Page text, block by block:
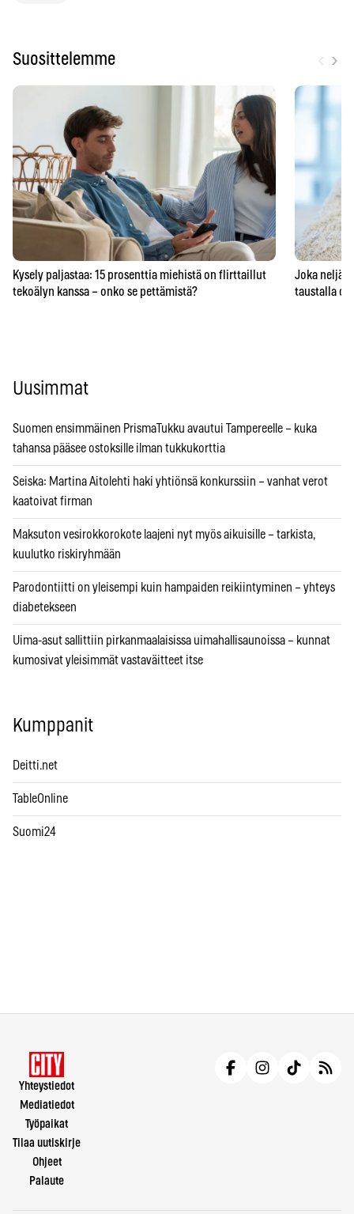
Suosittelemme ›
Kysely paljastaa: 15 prosenttia miehistä on flirttaillut
tekoälyn kanssa – onko se pettämistä?
Joka neljäs
taustalla on
Uusimmat
Suomen ensimmäinen PrismaTukku avautui Tampereelle – kuka
tahansa pääsee ostoksille ilman tukkukorttia
Seiska: Martina Aitolehti haki yhtiönsä konkurssiin – vanhat verot
kaatoivat firman
Maksuton vesirokkorokote laajeni nyt myös aikuisille – tarkista,
kuulutko riskiryhmään
Parodontiitti on yleisempi kuin hampaiden reikiintyminen – yhteys
diabetekseen
Uima-asut sallittiin pirkanmaalaisissa uimahallisaunoissa – kunnat
kumosivat yleisimmät vastaväitteet itse
Kumppanit
Deitti.net
TableOnline
Suomi24
Yhteystiedot
Mediatiedot
Työpaikat
Tilaa uutiskirje
Ohjeet
Palaute